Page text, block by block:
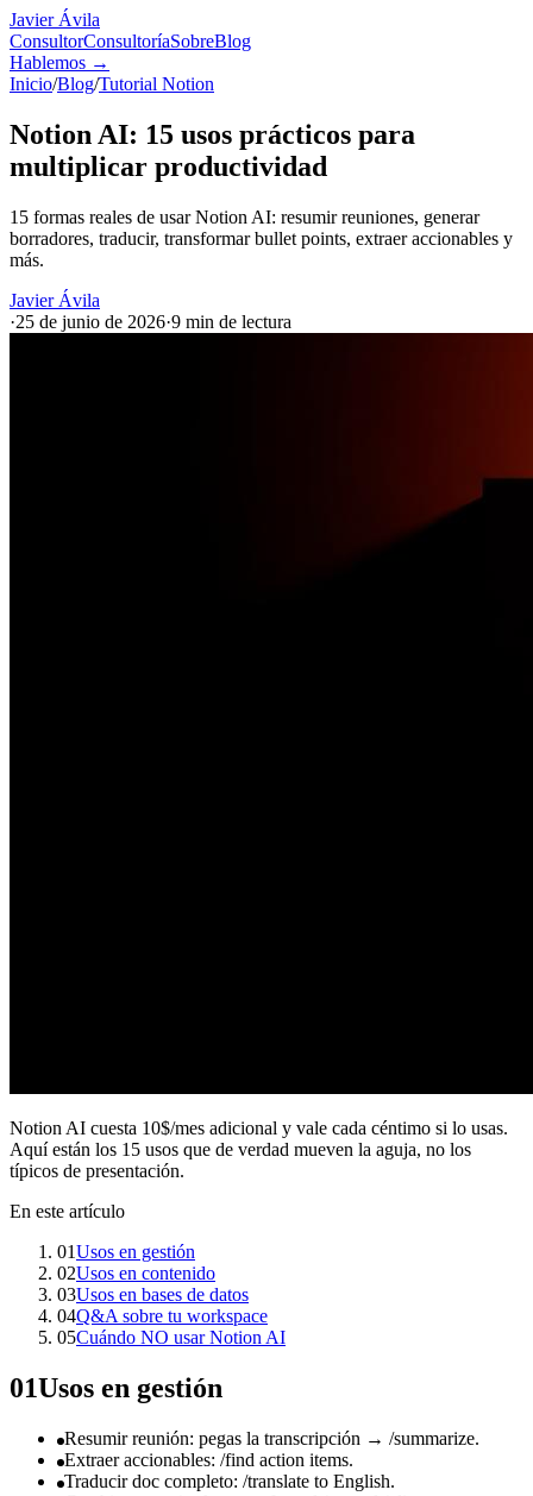
Javier Ávila
ConsultorConsultoríaSobreBlog
Hablemos →
Inicio/Blog/Tutorial Notion
Notion AI: 15 usos prácticos para
multiplicar productividad
15 formas reales de usar Notion AI: resumir reuniones, generar
borradores, traducir, transformar bullet points, extraer accionables y
más.
Javier Ávila
·25 de junio de 2026·9 min de lectura
Notion AI cuesta 10$/mes adicional y vale cada céntimo si lo usas.
Aquí están los 15 usos que de verdad mueven la aguja, no los
típicos de presentación.
En este artículo
01Usos en gestión
02Usos en contenido
03Usos en bases de datos
04Q&A sobre tu workspace
05Cuándo NO usar Notion AI
01Usos en gestión
Resumir reunión: pegas la transcripción → /summarize.
Extraer accionables: /find action items.
Traducir doc completo: /translate to English.